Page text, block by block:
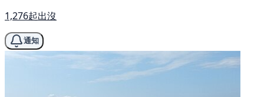
1,276起出沒
通知